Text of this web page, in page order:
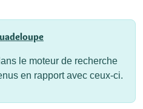
le moteur de recherche
en rapport avec ceux-ci.